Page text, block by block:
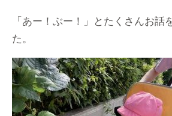
「あー！ぶー！」とたくさんお話
た。